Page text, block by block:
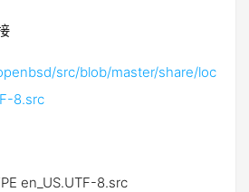
src/blob/master/share/loc
8.src
en_US.UTF-8.src